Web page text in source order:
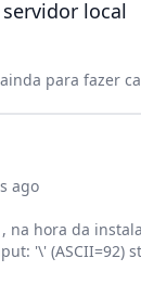
local
para fazer
ago
na hora da
'\' (ASCII=92)